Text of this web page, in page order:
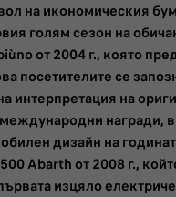
на икономическия
голям сезон на
от 2004 г., която
посетителите се
интерпретация на
награди,
дизайн на
Abarth от 2008 г.,
изцяло